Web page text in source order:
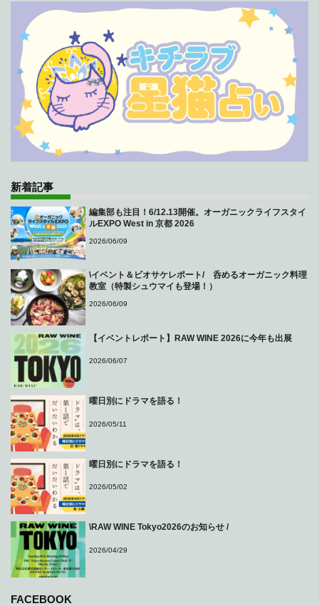
新着記事
編集部も注目！6/12.13開催。オーガニックライフスタイ
ルEXPO West in 京都 2026
2026/06/09
\イベント＆ビオサケレポート/ 呑めるオーガニック料理
教室（特製シュウマイも登場！）
2026/06/09
【イベントレポート】RAW WINE 2026に今年も出展
2026/06/07
曜日別にドラマを語る！
2026/05/11
曜日別にドラマを語る！
2026/05/02
\RAW WINE Tokyo2026のお知らせ /
2026/04/29
FACEBOOK